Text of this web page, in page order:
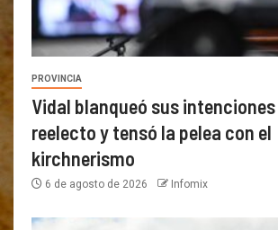
PROVINCIA
Vidal blanqueó sus intenciones
reelecto y tensó la pelea con el
kirchnerismo
6 de agosto de 2026 Infomix